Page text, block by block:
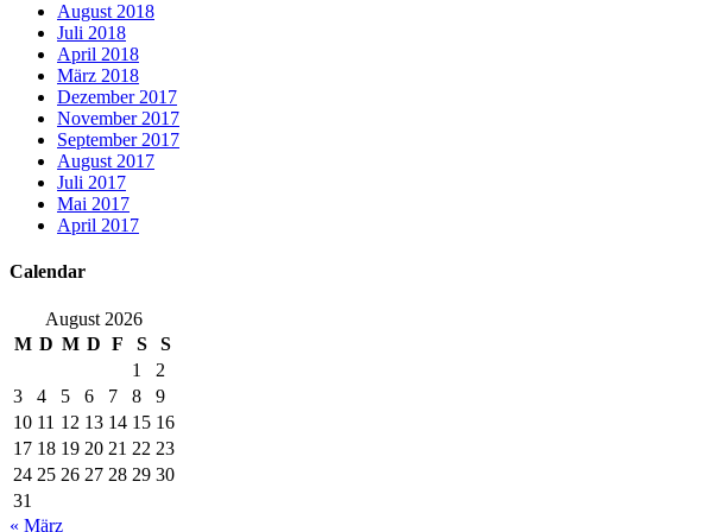
August 2018
Juli 2018
April 2018
März 2018
Dezember 2017
November 2017
September 2017
August 2017
Juli 2017
Mai 2017
April 2017
Calendar
August 2026
M D M D F S
S
1
2
3
4 5 6 7 8
9
10 11 12 13 14 15 16
17 18 19 20 21 22 23
24 25 26 27 28 29 30
31
« März